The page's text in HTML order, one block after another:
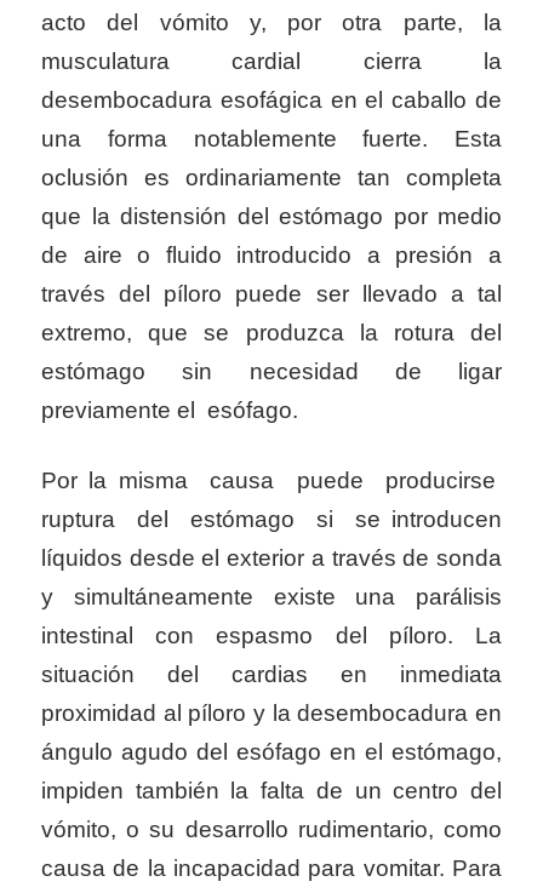
acto del vómito y, por otra parte, la
musculatura cardial cierra la
desembocadura esofágica en el caballo de
una forma notablemente fuerte. Esta
oclusión es ordinariamente tan completa
que la distensión del estómago por medio
de aire o fluido introducido a presión a
través del píloro puede ser llevado a tal
extremo, que se produzca la rotura del
estómago sin necesidad de ligar
previamente el esófago.
Por la misma causa puede producirse
ruptura del estómago si se introducen
líquidos desde el exterior a través de sonda
y simultáneamente existe una parálisis
intestinal con espasmo del píloro. La
situación del cardias en inmediata
proximidad al píloro y la desembocadura en
ángulo agudo del esófago en el estómago,
impiden también la falta de un centro del
vómito, o su desarrollo rudimentario, como
causa de la incapacidad para vomitar. Para